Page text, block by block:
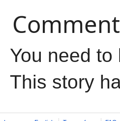
You need
This story